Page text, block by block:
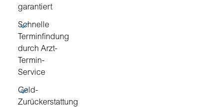
garantiert
Schnelle
Terminfindung
durch Arzt-
Termin-
Service
Geld-
Zurückerstattung